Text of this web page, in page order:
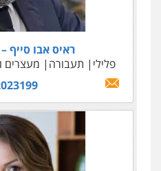
ראיס אבו סייף –
פלילי
תעבורה מעצרים